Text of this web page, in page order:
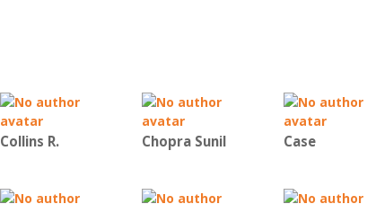
Collins R. Chopra Sunil Case